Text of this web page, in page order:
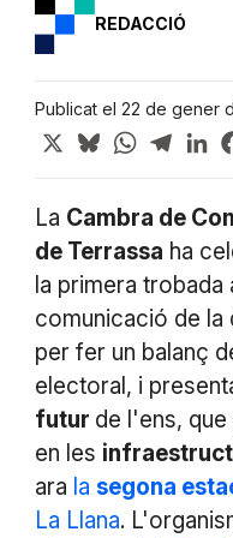
REDACCIÓ
Publicat el 22 de gener
X BlueskyWhatsApp
La Cambra de
de Terrassa ha
la primera
comunicació de la
per fer un balanç
electoral, i
futur de l'ens,
en les
ara la segona
La Llana.